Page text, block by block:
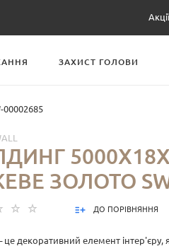
Акції
ЗАХИСТ ГОЛОВИ
ЗОЛОТО
ДО ПОРІВНЯННЯ
декоративний елемент інтер'єру,